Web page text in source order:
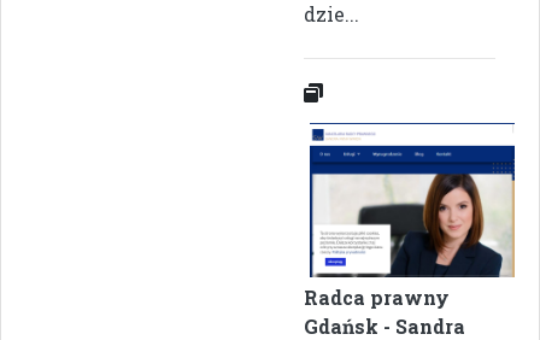
dzie...
Radca prawny
Gdańsk - Sandra